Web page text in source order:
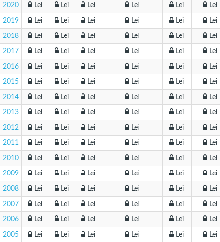
2020 Lei Lei Lei Lei Lei Lei
2019 Lei Lei Lei Lei Lei Lei
2018 Lei Lei Lei Lei Lei Lei
2017 Lei Lei Lei Lei Lei Lei
2016 Lei Lei Lei Lei Lei Lei
2015 Lei Lei Lei Lei Lei Lei
2014 Lei Lei Lei Lei Lei Lei
2013 Lei Lei Lei Lei Lei Lei
2012 Lei Lei Lei Lei Lei Lei
2011 Lei Lei Lei Lei Lei Lei
2010 Lei Lei Lei Lei Lei Lei
2009 Lei Lei Lei Lei Lei Lei
2008 Lei Lei Lei Lei Lei Lei
2007 Lei Lei Lei Lei Lei Lei
2006 Lei Lei Lei Lei Lei Lei
2005 Lei Lei Lei Lei Lei Lei